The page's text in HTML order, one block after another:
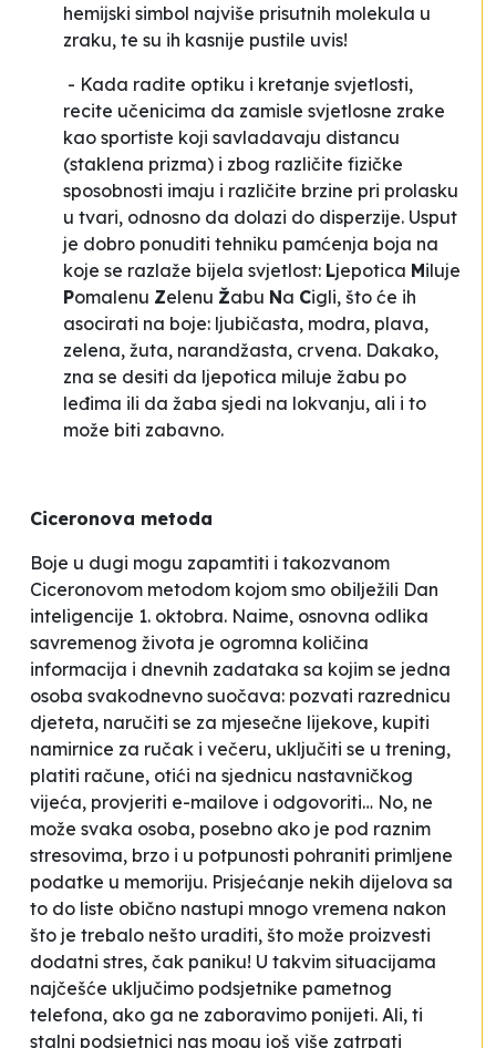
hemijski simbol najviše prisutnih molekula u
zraku, te su ih kasnije pustile uvis!
- Kada radite optiku i kretanje svjetlosti,
recite učenicima da zamisle svjetlosne zrake
kao sportiste koji savladavaju distancu
(staklena prizma) i zbog različite fizičke
sposobnosti imaju i različite brzine pri prolasku
u tvari, odnosno da dolazi do disperzije. Usput
je dobro ponuditi tehniku pamćenja boja na
koje se razlaže bijela svjetlost: Ljepotica Miluje
Pomalenu Zelenu Žabu Na Cigli, što će ih
asocirati na boje: ljubičasta, modra, plava,
zelena, žuta, narandžasta, crvena. Dakako,
zna se desiti da ljepotica miluje žabu po
leđima ili da žaba sjedi na lokvanju, ali i to
može biti zabavno.
Ciceronova metoda
Boje u dugi mogu zapamtiti i takozvanom
Ciceronovom metodom kojom smo obilježili Dan
inteligencije 1. oktobra. Naime, osnovna odlika
savremenog života je ogromna količina
informacija i dnevnih zadataka sa kojim se jedna
osoba svakodnevno suočava: pozvati razrednicu
djeteta, naručiti se za mjesečne lijekove, kupiti
namirnice za ručak i večeru, uključiti se u trening,
platiti račune, otići na sjednicu nastavničkog
vijeća, provjeriti e-mailove i odgovoriti… No, ne
može svaka osoba, posebno ako je pod raznim
stresovima, brzo i u potpunosti pohraniti primljene
podatke u memoriju. Prisjećanje nekih dijelova sa
to do liste obično nastupi mnogo vremena nakon
što je trebalo nešto uraditi, što može proizvesti
dodatni stres, čak paniku! U takvim situacijama
najčešće uključimo podsjetnike pametnog
telefona, ako ga ne zaboravimo ponijeti. Ali, ti
stalni podsjetnici nas mogu još više zatrpati